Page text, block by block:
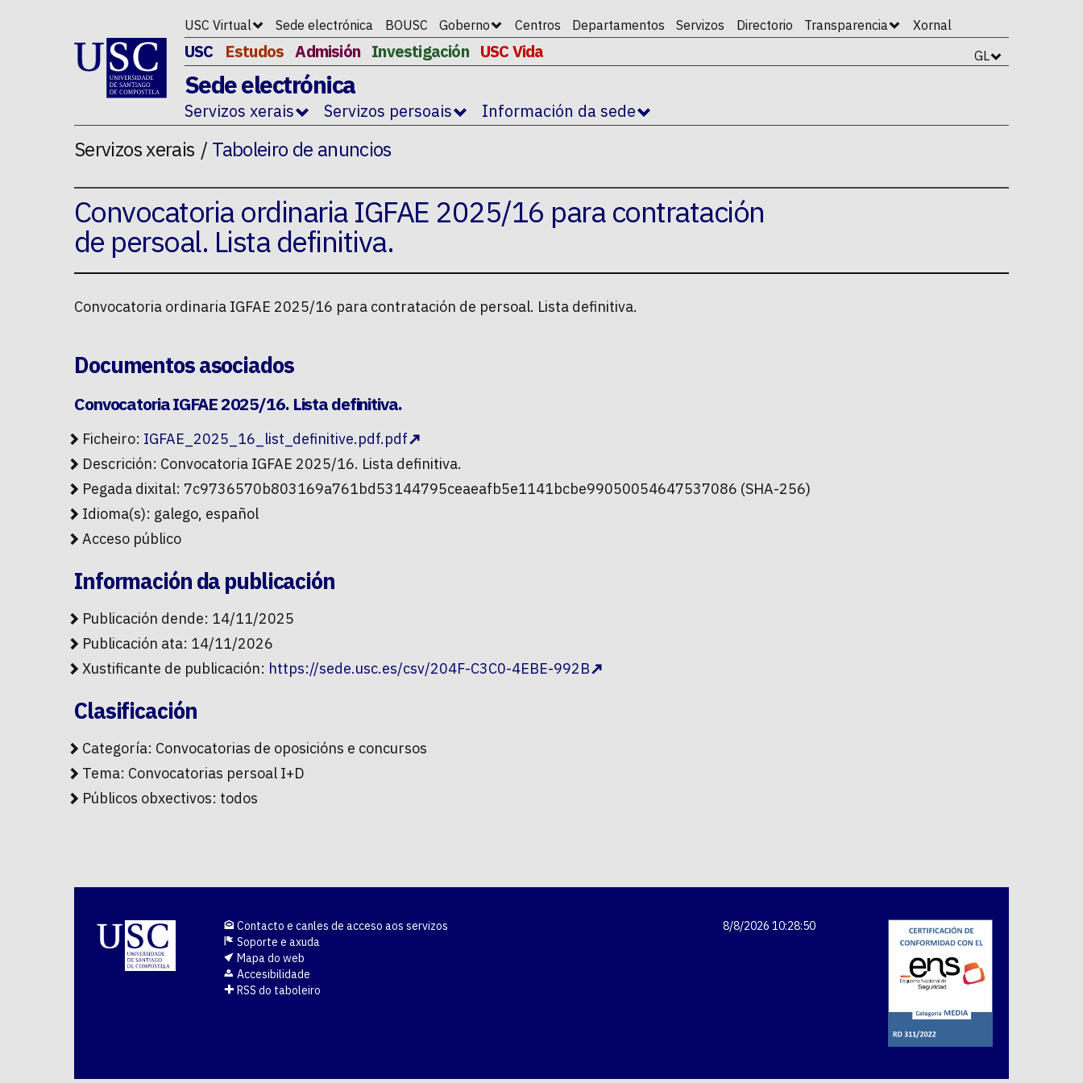
USC Virtual Sede electrónica BOUSC Goberno Centros Departamentos Servizos Directorio Transparencia Xornal
USC Estudos Admisión Investigación USC Vida
Sede electrónica
Servizos xerais Servizos persoais Información da sede
GL
Servizos xerais Taboleiro de anuncios
Convocatoria ordinaria IGFAE 2025/16 para contratación
de persoal. Lista definitiva.
Convocatoria ordinaria IGFAE 2025/16 para contratación de persoal. Lista definitiva.
Documentos asociados
Convocatoria IGFAE 2025/16. Lista definitiva.
Ficheiro: IGFAE_2025_16_list_definitive.pdf.pdf
Descrición: Convocatoria IGFAE 2025/16. Lista definitiva.
Pegada dixital: 7c9736570b803169a761bd53144795ceaeafb5e1141bcbe99050054647537086 (SHA-256)
Idioma(s): galego, español
Acceso público
Información da publicación
Publicación dende: 14/11/2025
Publicación ata: 14/11/2026
Xustificante de publicación: https://sede.usc.es/csv/204F-C3C0-4EBE-992B
Clasificación
Categoría: Convocatorias de oposicións e concursos
Tema: Convocatorias persoal I+D
Públicos obxectivos: todos
Contacto e canles de acceso aos servizos
Soporte e axuda
Mapa do web
Accesibilidade
RSS do taboleiro
8/8/2026 10:28:50